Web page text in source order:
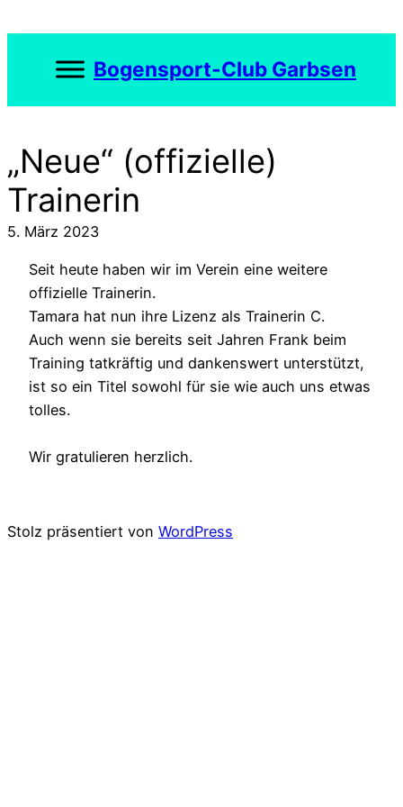
springen
Bogensport-Club Garbsen
„Neue“ (offizielle)
Trainerin
5. März 2023
Seit heute haben wir im Verein eine weitere
offizielle Trainerin.
Tamara hat nun ihre Lizenz als Trainerin C.
Auch wenn sie bereits seit Jahren Frank beim
Training tatkräftig und dankenswert unterstützt,
ist so ein Titel sowohl für sie wie auch uns etwas
tolles.
Wir gratulieren herzlich.
Stolz präsentiert von WordPress